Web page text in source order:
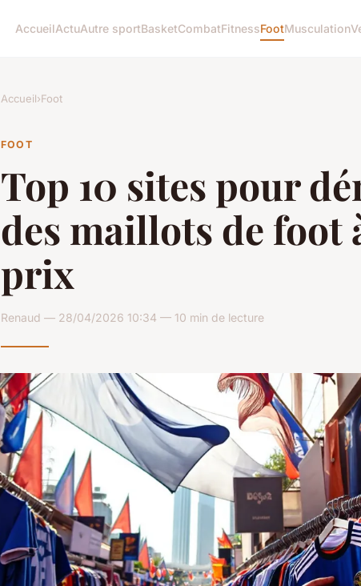
AccueilActuAutre sportBasketCombatFitnessFootMusculation
Accueil›Foot
FOOT
Top 10 sites pour
des maillots de foot
prix
Renaud — 28/04/2026 10:34 — 10 min de lecture